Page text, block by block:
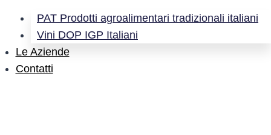
PAT Prodotti agroalimentari tradizionali italiani
Vini DOP IGP Italiani
Le Aziende
Contatti